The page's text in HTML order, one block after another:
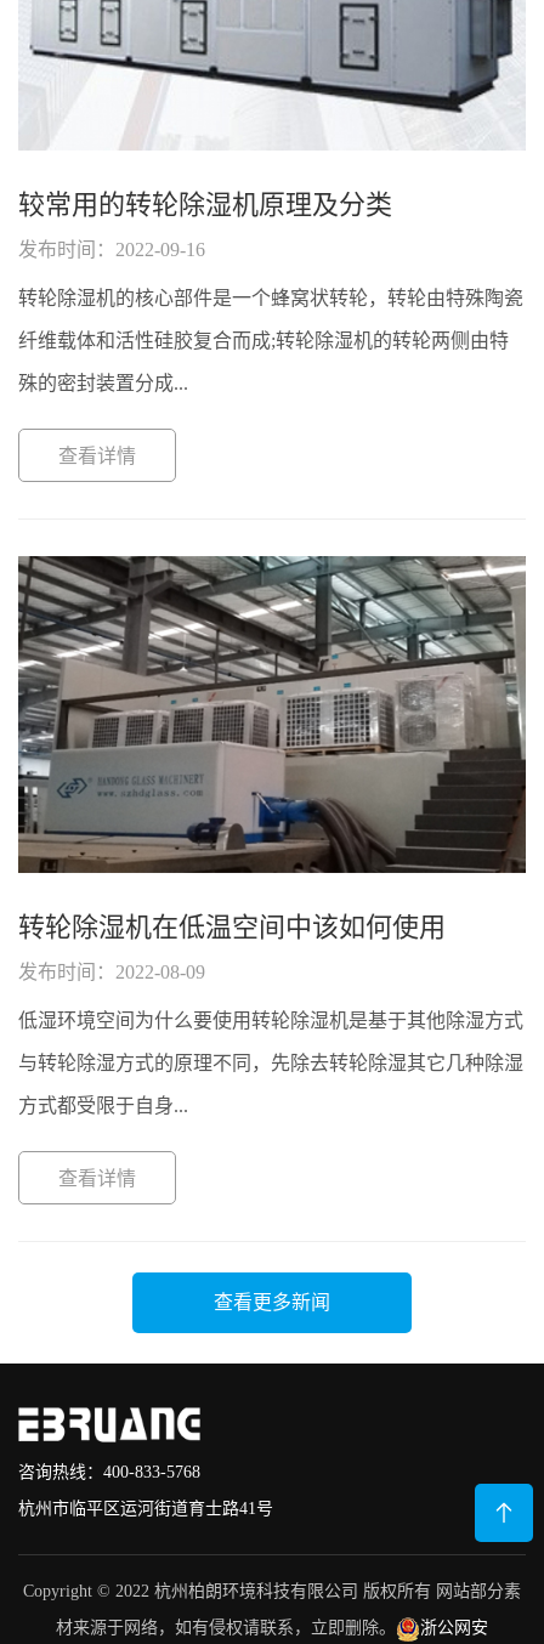
较常用的转轮除湿机原理及分类
发布时间：2022-09-16
转轮除湿机的核心部件是一个蜂窝状转轮，转轮由特殊陶瓷
纤维载体和活性硅胶复合而成;转轮除湿机的转轮两侧由特
殊的密封装置分成...
查看详情
转轮除湿机在低温空间中该如何使用
发布时间：2022-08-09
低湿环境空间为什么要使用转轮除湿机是基于其他除湿方式
与转轮除湿方式的原理不同，先除去转轮除湿其它几种除湿
方式都受限于自身...
查看详情
查看更多新闻
咨询热线：400-833-5768
杭州市临平区运河街道育士路41号
Copyright © 2022 杭州柏朗环境科技有限公司 版权所有 网站部分素
材来源于网络，如有侵权请联系，立即删除。
浙公网安